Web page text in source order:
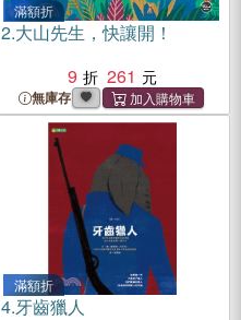
滿額折
2.大山先生，快讓開！
9
261
無庫存
滿額折
4.牙齒獵人